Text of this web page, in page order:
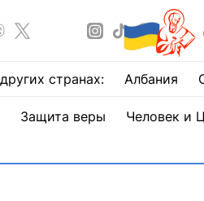
странах: Албания
Защита веры Человек и